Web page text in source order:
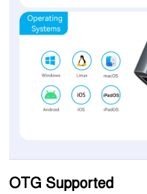
OTG Supported